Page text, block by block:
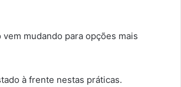
vem mudando para opções mais
à frente nestas práticas.